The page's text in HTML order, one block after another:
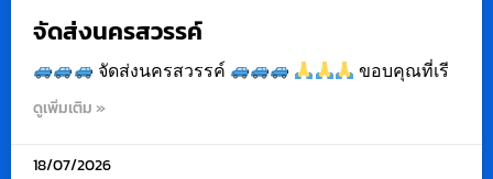
จัดส่งนครสวรรค์
จัดส่งนครสวรรค์ ขอบคุณที่เรี
ดูเพิ่มเติม »
18/07/2026